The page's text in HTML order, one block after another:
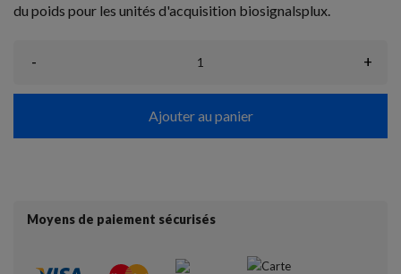
du poids pour les unités d'acquisition biosignalsplux.
- +
Ajouter au panier
Moyens de paiement sécurisés